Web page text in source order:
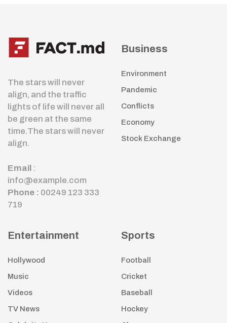
The stars will never
align, and the traffic
lights of life will never all
be green at the same
time.The stars will never
align.
Email :
info@example.com
Phone : 00249 123 333
719
Business
Environment
Pandemic
Conflicts
Economy
Stock Exchange
Entertainment
Hollywood
Music
Videos
TV News
Sports
Football
Cricket
Baseball
Hockey